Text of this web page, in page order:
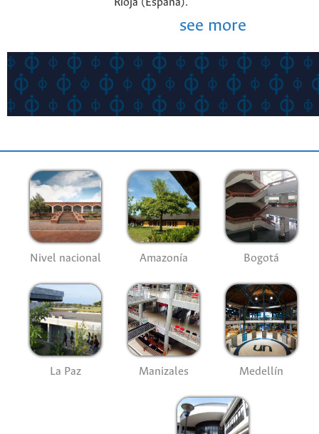
Rioja (España).
see more
Nivel nacional Amazonía Bogotá
La Paz Manizales Medellín